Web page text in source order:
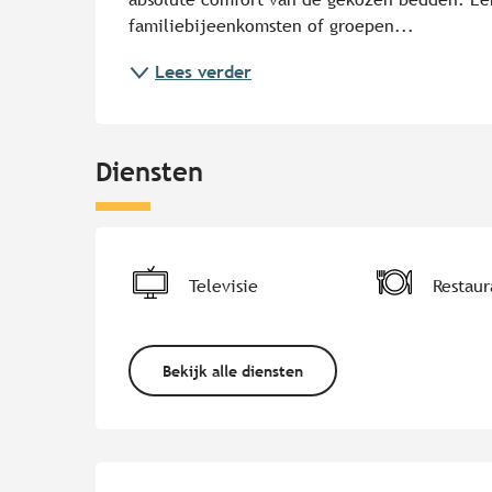
familiebijeenkomsten of groepen...
Lees verder
Diensten
Televisie
Bekijk alle diensten